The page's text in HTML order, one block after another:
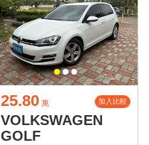
25.80 萬 加入比較
VOLKSWAGEN
GOLF